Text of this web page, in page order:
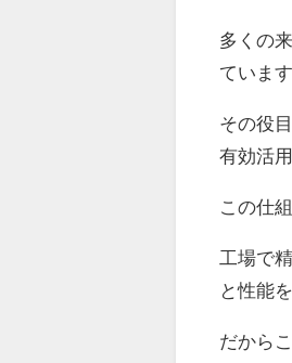
多くの
ています
その役
有効活
この仕
工場で
と性能
だから